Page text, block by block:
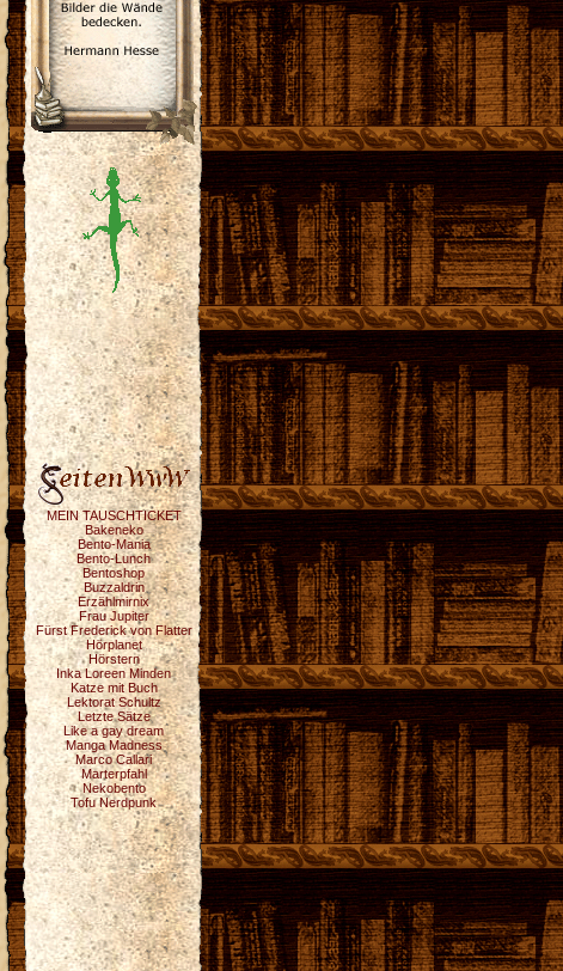
MEIN TAUSCHTICKET
Bakeneko
Bento-Mania
Bento-Lunch
Bentoshop
Buzzaldrin
Erzählmirnix
Frau Jupiter
Fürst Frederick von Flatter
Hörplanet
Hörstern
Inka Loreen Minden
Katze mit Buch
Lektorat Schultz
Letzte Sätze
Like a gay dream
Manga Madness
Marco Callari
Marterpfahl
Nekobento
Tofu Nerdpunk